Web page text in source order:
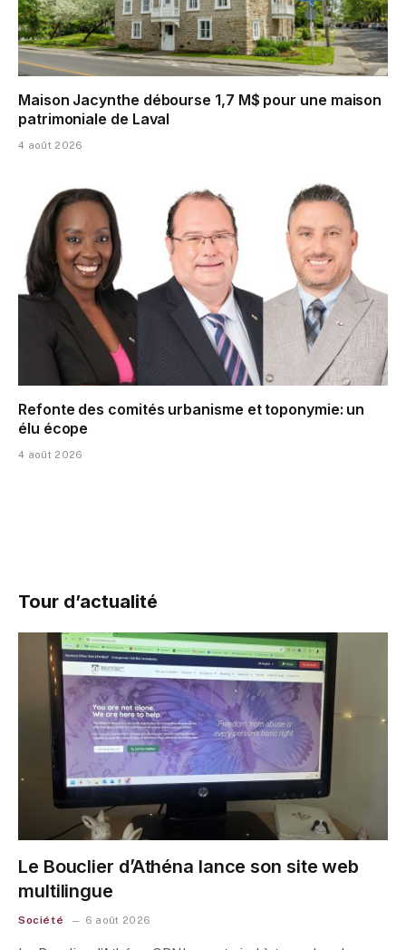
Maison Jacynthe débourse 1,7 M$ pour une maison
patrimoniale de Laval
4 août 2026
Refonte des comités urbanisme et toponymie: un
élu écope
4 août 2026
Tour d’actualité
Le Bouclier d’Athéna lance son site web
multilingue
Société 6 août 2026